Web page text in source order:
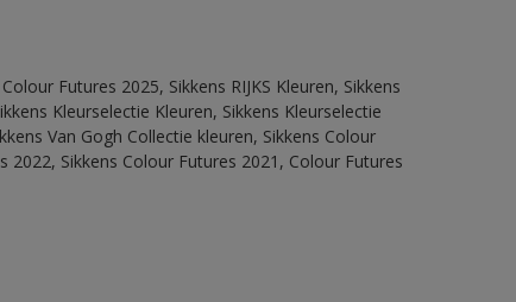
Futures 2025, Sikkens RIJKS Kleuren, Sikkens
Kleurselectie Kleuren, Sikkens Kleurselectie
Van Gogh Collectie kleuren, Sikkens Colour
2022, Sikkens Colour Futures 2021, Colour Futures